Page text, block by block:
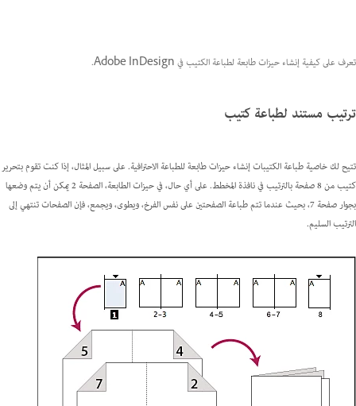
تعرف على كيفية إنشاء حيزات طابعة لطباعة الكتيب في Adobe InDesign.
ترتيب مستند لطباعة كتيب
تتيح لك خاصية طباعة الكتيبات إنشاءحيزات طابعةللطباعة الاحترافية. على سبيل المثال، إذا كنت تقوم بتحرير
كتيب من 8 صفحة بالترتيب في نافذة المخطط. على أي حال، في حيزات الطابعة، الصفحة 2 يمكن أن يتم وضعها
بجوار صفحة 7، بحيث عندما تتم طباعة الصفحتين على نفس الفرخ، ويطوى، ويجمع، فإن الصفحات تنتهي إلى
الترتيب السليم.